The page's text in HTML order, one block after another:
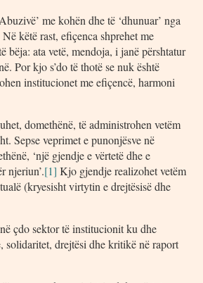
me kohën dhe të ‘dhunuar’ nga
këtë rast, efiçenca shprehet me
bëja: ata vetë, mendoja, i janë përshtatur
Por kjo s’do të thotë se nuk është
institucionet me efiçencë, harmoni
domethënë, të administrohen vetëm
Sepse veprimet e punonjësve në
‘një gjendje e vërtetë dhe e
njeriun’.[1] Kjo gjendje realizohet vetëm
(kryesisht virtytin e drejtësisë dhe
çdo sektor të institucionit ku dhe
solidaritet, drejtësi dhe kritikë në raport